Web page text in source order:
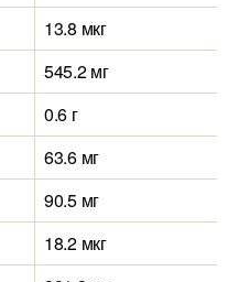
13.8 мкг
545.2 мг
0.6 г
63.6 мг
90.5 мг
18.2 мкг